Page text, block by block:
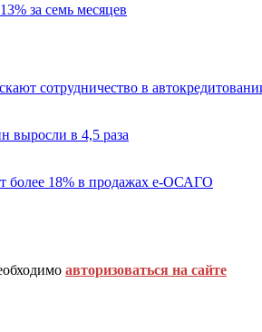
за семь месяцев
сотрудничество в
выросли в 4,5 раза
18% в продажах е-ОСАГО
авторизоваться на сайте